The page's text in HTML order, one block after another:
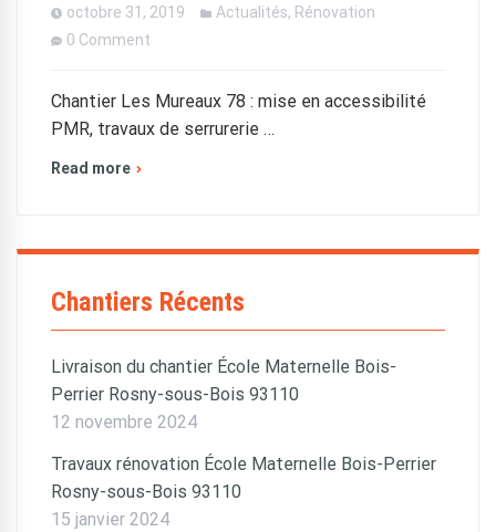
octobre 31, 2019 Actualités, Rénovation
0 Comment
Chantier Les Mureaux 78 : mise en accessibilité
PMR, travaux de serrurerie …
Read more
Chantiers Récents
Livraison du chantier École Maternelle Bois-
Perrier Rosny-sous-Bois 93110
12 novembre 2024
Travaux rénovation École Maternelle Bois-Perrier
Rosny-sous-Bois 93110
15 janvier 2024